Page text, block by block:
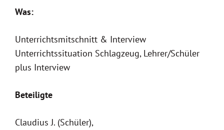
Was:
Unterrichtsmitschnitt & Interview
Unterrichtssituation Schlagzeug, Lehrer/Schüler
plus Interview
Beteiligte
Claudius J. (Schüler),